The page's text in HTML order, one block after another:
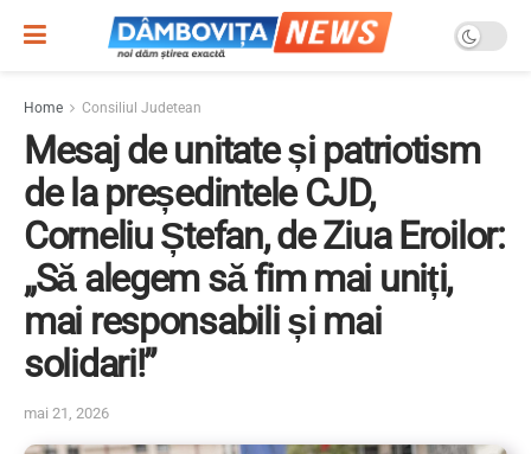
Home Consiliul Judetean
Mesaj de unitate și patriotism
de la președintele CJD,
Corneliu Ștefan, de Ziua Eroilor:
„Să alegem să fim mai uniți,
mai responsabili și mai
solidari!”
mai 21, 2026